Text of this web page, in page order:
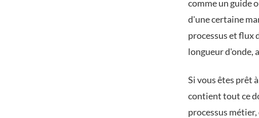
comme un guide
d'une certaine
processus et flux
longueur d'onde,
Si vous êtes prêt
contient tout ce
processus